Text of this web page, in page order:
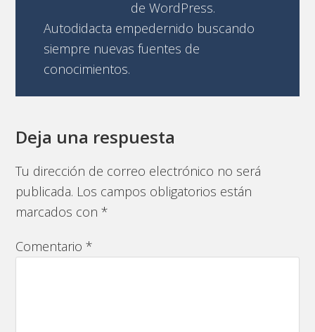
de WordPress.
Autodidacta empedernido buscando
siempre nuevas fuentes de
conocimientos.
Deja una respuesta
Tu dirección de correo electrónico no será
publicada. Los campos obligatorios están
marcados con*
Comentario*